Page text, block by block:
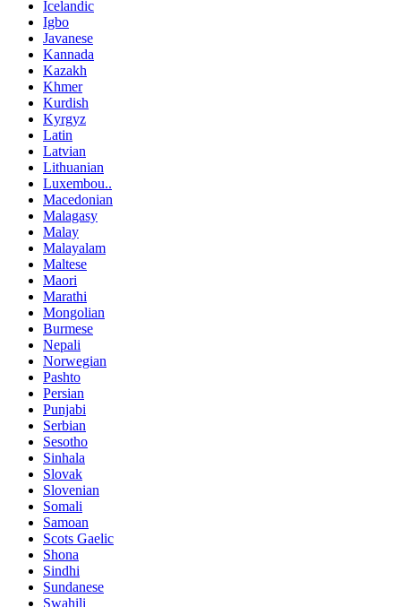
Icelandic
Igbo
Javanese
Kannada
Kazakh
Khmer
Kurdish
Kyrgyz
Latin
Latvian
Lithuanian
Luxembou..
Macedonian
Malagasy
Malay
Malayalam
Maltese
Maori
Marathi
Mongolian
Burmese
Nepali
Norwegian
Pashto
Persian
Punjabi
Serbian
Sesotho
Sinhala
Slovak
Slovenian
Somali
Samoan
Scots Gaelic
Shona
Sindhi
Sundanese
Swahili